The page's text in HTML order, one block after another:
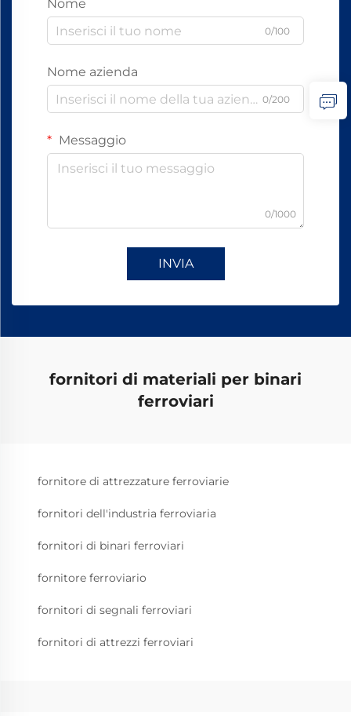
Nome
0/100
Nome azienda
0/200
Messaggio
0/1000
INVIA
fornitori di materiali per binari
ferroviari
fornitore di attrezzature ferroviarie
fornitori dell'industria ferroviaria
fornitori di binari ferroviari
fornitore ferroviario
fornitori di segnali ferroviari
fornitori di attrezzi ferroviari